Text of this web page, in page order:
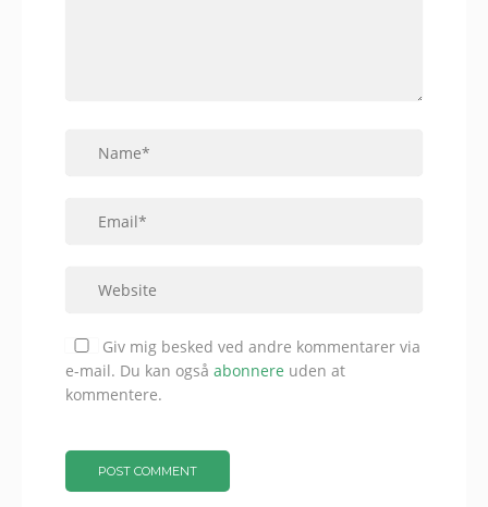
Giv mig besked ved andre kommentarer via
e-mail. Du kan også abonnere uden at
kommentere.